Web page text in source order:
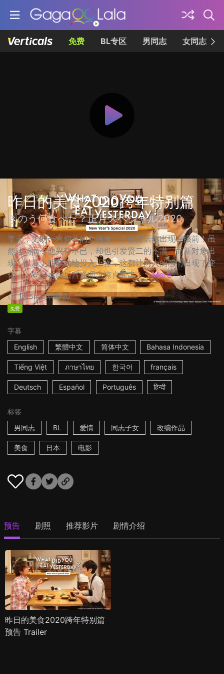
免费 BL专区 男同志 女同志
昨日的美食2020跨年特别篇
きのう何食べた？正月スペシャル2020
某天，史朗一直仰慕的女偶像三谷麻美居然出现在眼前！虽
然这场面令他兴奋不已，却也引发贤二的不满。而新对象出
现，以及史朗辛勤地投入工作，这都让两人的感情出现了变
化…… ☆日本影后宫泽理惠惊喜客串！... More
1h15m日本2020
免费
字幕
English
繁體中文 简体中文 Bahasa Indonesia
Tiếng Việt ภาษาไทย 한국어 français
Deutsch Español Português हिन्दी
标签
男同志
BL 爱情 同志子女 改编作品
美食 日本 电影
预告 剧照 推荐影片 剧情介绍
昨日的美食2020跨年特别篇
预告 Trailer